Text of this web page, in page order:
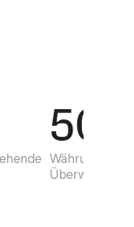
50+
Währungen für lokale
Überweisungen